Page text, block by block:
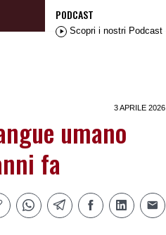
PODCAST
Scopri i nostri Podcast
3 APRILE 2026
umano
fa